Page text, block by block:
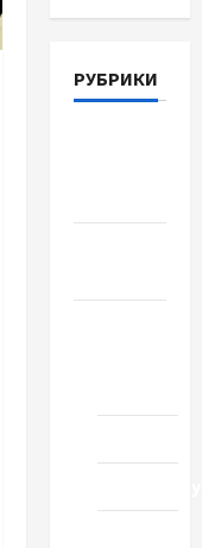
РУБРИКИ